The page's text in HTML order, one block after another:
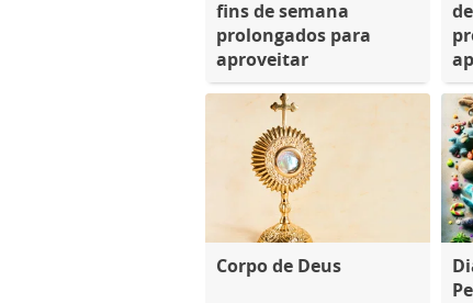
fins de semana
prolongados para
aproveitar
Corpo de Deus